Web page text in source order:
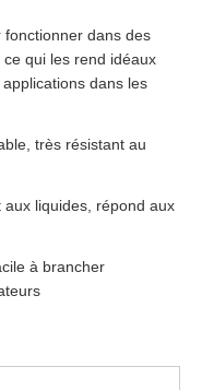
dans des
qui les rend idéaux
dans les
très résistant au
liquides, répond aux
à brancher